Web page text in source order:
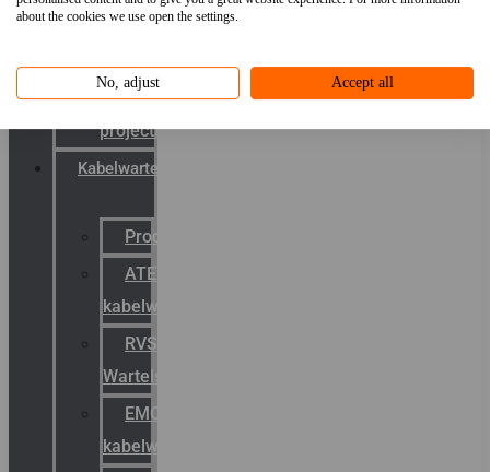
about the cookies we use open the settings.
No, adjust Accept all
systemen
Laserbelijning
& LED-
projectie
Kabelwartels
Productcatalogus
ATEX
kabelwartels
RVS
Wartels
EMC
kabelwartels